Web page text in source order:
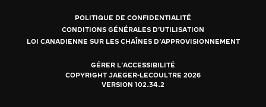
POLITIQUE DE CONFIDENTIALITÉ
CONDITIONS GÉNÉRALES D'UTILISATION
LOI CANADIENNE SUR LES CHAÎNES D'APPROVISIONNEMENT
GÉRER L'ACCESSIBILITÉ
COPYRIGHT JAEGER-LECOULTRE 2026
VERSION 102.34.2